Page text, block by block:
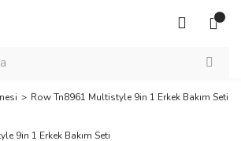
Row Tn8961 Multistyle 9in 1 Erkek Bakım Seti